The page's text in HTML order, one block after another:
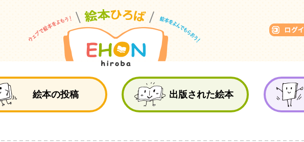
絵本の投稿 出版された絵本